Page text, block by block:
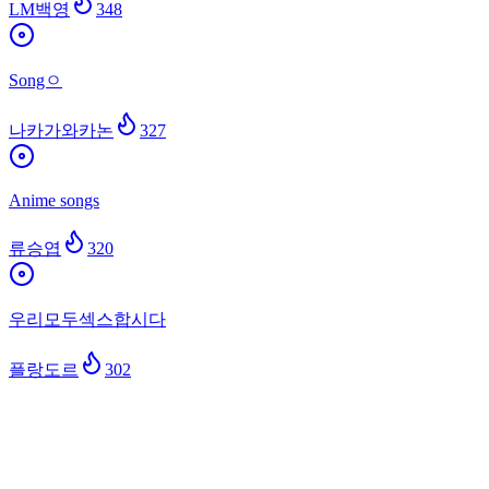
LM백영 348
Songㅇ
나카가와카논 327
Anime songs
류승엽 320
우리모두섹스합시다
플랑도르 302